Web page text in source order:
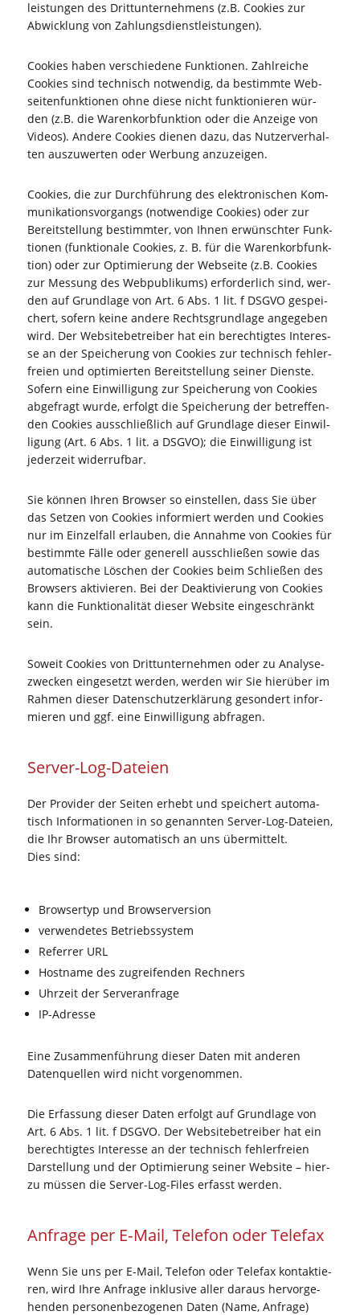
leis­tun­gen des Dritt­un­ter­neh­mens (z.B. Coo­kies zur
Abwick­lung von Zahlungsdienstleistungen).
Coo­kies haben ver­schie­de­ne Funk­tio­nen. Zahl­rei­che
Coo­kies sind tech­nisch not­wen­dig, da bestimm­te Web­
sei­ten­funk­tio­nen ohne die­se nicht funk­tio­nie­ren wür­
den (z.B. die Waren­korb­funk­ti­on oder die Anzei­ge von
Vide­os). Ande­re Coo­kies die­nen dazu, das Nut­zer­ver­hal­
ten aus­zu­wer­ten oder Wer­bung anzuzeigen.
Coo­kies, die zur Durch­füh­rung des elek­tro­ni­schen Kom­
mu­ni­ka­ti­ons­vor­gangs (not­wen­di­ge Coo­kies) oder zur
Bereit­stel­lung bestimm­ter, von Ihnen erwünsch­ter Funk­
tio­nen (funk­tio­na­le Coo­kies, z. B. für die Waren­korb­funk­
ti­on) oder zur Opti­mie­rung der Web­sei­te (z.B. Coo­kies
zur Mes­sung des Web­pu­bli­kums) erfor­der­lich sind, wer­
den auf Grund­la­ge von Art. 6 Abs. 1 lit. f DSGVO gespei­
chert, sofern kei­ne ande­re Rechts­grund­la­ge ange­ge­ben
wird. Der Web­site­be­trei­ber hat ein berech­tig­tes Inter­es­
se an der Spei­che­rung von Coo­kies zur tech­nisch feh­ler­
frei­en und opti­mier­ten Bereit­stel­lung sei­ner Diens­te.
Sofern eine Ein­wil­li­gung zur Spei­che­rung von Coo­kies
abge­fragt wur­de, erfolgt die Spei­che­rung der betref­fen­
den Coo­kies aus­schließ­lich auf Grund­la­ge die­ser Ein­wil­
li­gung (Art. 6 Abs. 1 lit. a DSGVO); die Ein­wil­li­gung ist
jeder­zeit widerrufbar.
Sie kön­nen Ihren Brow­ser so ein­stel­len, dass Sie über
das Set­zen von Coo­kies infor­miert wer­den und Coo­kies
nur im Ein­zel­fall erlau­ben, die Annah­me von Coo­kies für
bestimm­te Fäl­le oder gene­rell aus­schlie­ßen sowie das
auto­ma­ti­sche Löschen der Coo­kies beim Schlie­ßen des
Brow­sers akti­vie­ren. Bei der Deak­ti­vie­rung von Coo­kies
kann die Funk­tio­na­li­tät die­ser Web­site ein­ge­schränkt
sein.
Soweit Coo­kies von Dritt­un­ter­neh­men oder zu Ana­ly­se­
zwe­cken ein­ge­setzt wer­den, wer­den wir Sie hier­über im
Rah­men die­ser Daten­schutz­er­klä­rung geson­dert infor­
mie­ren und ggf. eine Ein­wil­li­gung abfragen.
Ser­ver-Log-Datei­en
Der Pro­vi­der der Sei­ten erhebt und spei­chert auto­ma­
tisch Infor­ma­tio­nen in so genann­ten Ser­ver-Log-Datei­en,
die Ihr Brow­ser auto­ma­tisch an uns über­mit­telt.
Dies sind:
Brow­ser­typ und Browserversion
ver­wen­de­tes Betriebssystem
Refer­rer URL
Host­na­me des zugrei­fen­den Rechners
Uhr­zeit der Serveranfrage
IP-Adres­se
Eine Zusam­men­füh­rung die­ser Daten mit ande­ren
Daten­quel­len wird nicht vorgenommen.
Die Erfas­sung die­ser Daten erfolgt auf Grund­la­ge von
Art. 6 Abs. 1 lit. f DSGVO. Der Web­site­be­trei­ber hat ein
berech­tig­tes Inter­es­se an der tech­nisch feh­ler­frei­en
Dar­stel­lung und der Opti­mie­rung sei­ner Web­site – hier­
zu müs­sen die Ser­ver-Log-Files erfasst werden.
Anfra­ge per E‑Mail, Tele­fon oder Telefax
Wenn Sie uns per E‑Mail, Tele­fon oder Tele­fax kon­tak­tie­
ren, wird Ihre Anfra­ge inklu­si­ve aller dar­aus her­vor­ge­
hen­den per­so­nen­be­zo­ge­nen Daten (Name, Anfra­ge)